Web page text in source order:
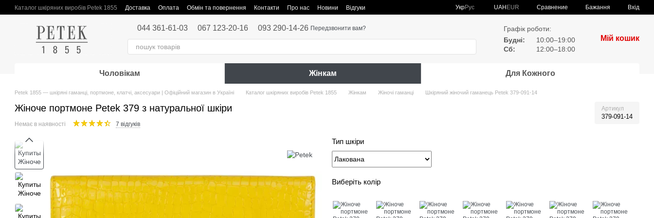
Перейти до основного контенту
Каталог шкіряних виробів Petek 1855 Доставка Оплата Обмін та повернення Контакти Про нас Новини
Відгуки
УкрРус UAH EUR Сравнение Бажання Вхід
044 361-61-03 067 123-20-16 093 290-14-26 Передзвонити вам?
Графік роботи:
Будні:
10:00–19:00
Сб:
12:00–18:00
Мій кошик
Чоловікам Жінкам Для Кожного
Petek 1855 — шкіряні гаманці, портмоне, клатчі, аксесуари | Офіційний магазин в Україні Каталог шкіряних виробів Petek 1855 Жінкам Жіночі гаманці Шкіряний жіночий гаманець Petek 379-091-14
Жіноче портмоне Petek 379 з натуральної шкіри Артикул
379-091-14
Немає в наявності 7 відгуків
Тип шкіри
Виберіть колір